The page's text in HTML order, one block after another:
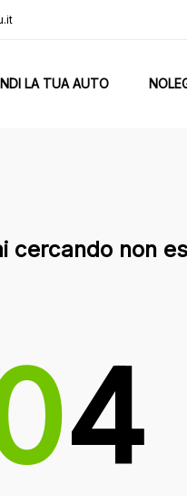
LA TUA AUTO
cercando non
4